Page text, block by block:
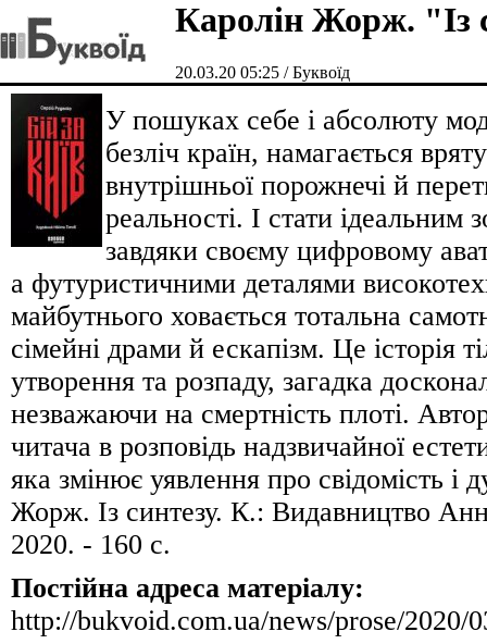
Каролін Жорж. "Із
20.03.20 05:25 / Буквоїд
У пошуках себе і абсолюту
безліч країн, намагається
внутрішньої порожнечі й
реальності. І стати ідеальним
завдяки своєму цифровому
а футуристичними деталями
майбутнього ховається тотальна
сімейні драми й ескапізм. Це історія
утворення та розпаду, загадка
незважаючи на смертність плоті.
читача в розповідь надзвичайної
яка змінює уявлення про свідомість і
Жорж. Із синтезу. К.: Видавництво
2020. - 160 с.
Постійна адреса матеріалу:
http://bukvoid.com.ua/news/prose/2020/